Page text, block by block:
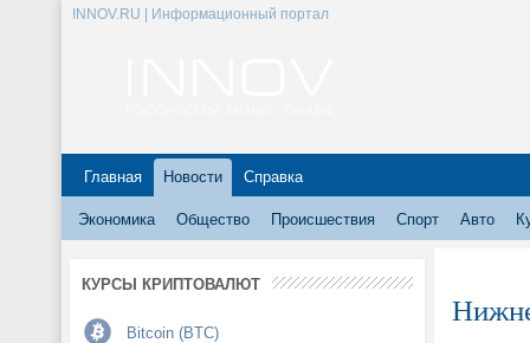
INNOV.RU | Информационный портал
Главная Новости Справка
Экономика Общество Происшествия Спорт Авто
КУРСЫ КРИПТОВАЛЮТ
Bitcoin (BTC)